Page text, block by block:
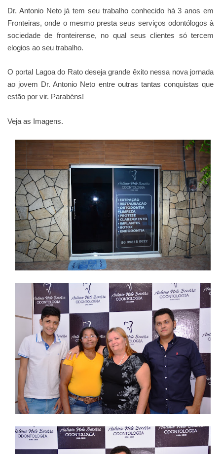
Dr. Antonio Neto já tem seu trabalho conhecido há 3 anos em
Fronteiras, onde o mesmo presta seus serviços odontólogos à
sociedade de fronteirense, no qual seus clientes só tercem
elogios ao seu trabalho.
O portal Lagoa do Rato deseja grande êxito nessa nova jornada
ao jovem Dr. Antonio Neto entre outras tantas conquistas que
estão por vir. Parabéns!
Veja as Imagens.